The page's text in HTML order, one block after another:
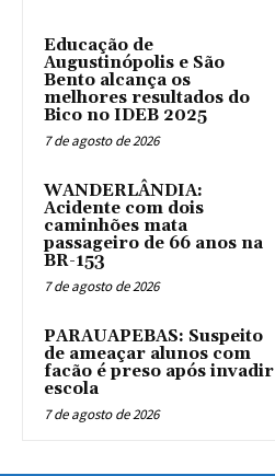
Educação de
Augustinópolis e São
Bento alcança os
melhores resultados do
Bico no IDEB 2025
7 de agosto de 2026
WANDERLÂNDIA:
Acidente com dois
caminhões mata
passageiro de 66 anos na
BR-153
7 de agosto de 2026
PARAUAPEBAS: Suspeito
de ameaçar alunos com
facão é preso após invadir
escola
7 de agosto de 2026